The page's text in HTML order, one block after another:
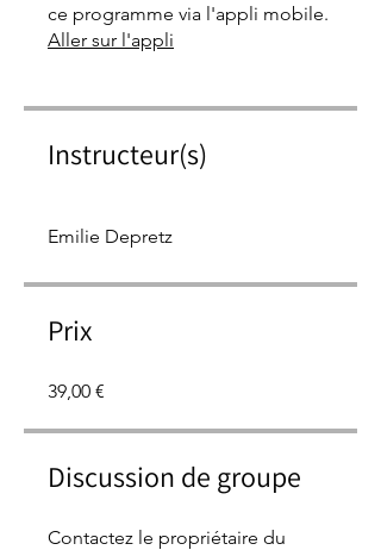
ce programme via l'appli mobile.
Aller sur l'appli
Instructeur(s)
Emilie Depretz
Prix
39,00 €
Discussion de groupe
Contactez le propriétaire du